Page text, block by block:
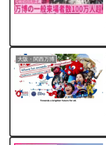
大阪・関西万博